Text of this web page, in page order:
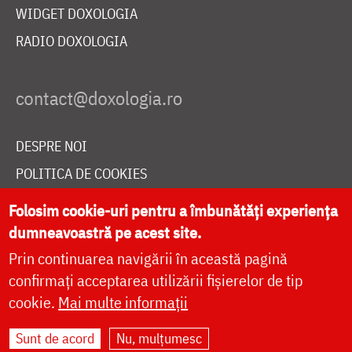
WIDGET DOXOLOGIA
RADIO DOXOLOGIA
DESPRE NOI
POLITICA DE COOKIES
DONEAZĂ ONLINE PENTRU CATEDRALA NAȚIONALĂ
LIVE
Site dezvoltat deDOXOLOGIA MEDIA
Folosim cookie-uri pentru a îmbunătăți experiența
dumneavoastră pe acest site.
Prin continuarea navigării în această pagină
confirmați acceptarea utilizării fișierelor de tip
cookie. Mai multe informații
Sunt de acord Nu, mulțumesc